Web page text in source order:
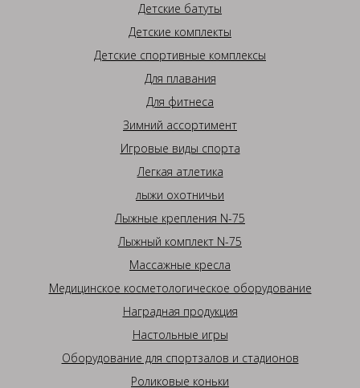
Детские батуты
Детские комплекты
Детские спортивные комплексы
Для плавания
Для фитнеса
Зимний ассортимент
Игровые виды спорта
Легкая атлетика
лыжи охотничьи
Лыжные крепления N-75
Лыжный комплект N-75
Массажные кресла
Медицинское косметологическое оборудование
Наградная продукция
Настольные игры
Оборудование для спортзалов и стадионов
Роликовые коньки